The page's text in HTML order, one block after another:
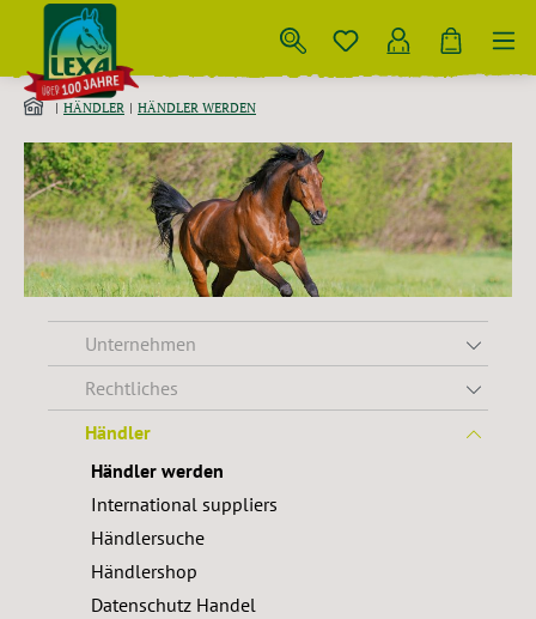
Zum Hauptinhalt springen
HÄNDLER HÄNDLER WERDEN
Unternehmen
Rechtliches
Händler
Händler werden
International suppliers
Händlersuche
Händlershop
Datenschutz Handel